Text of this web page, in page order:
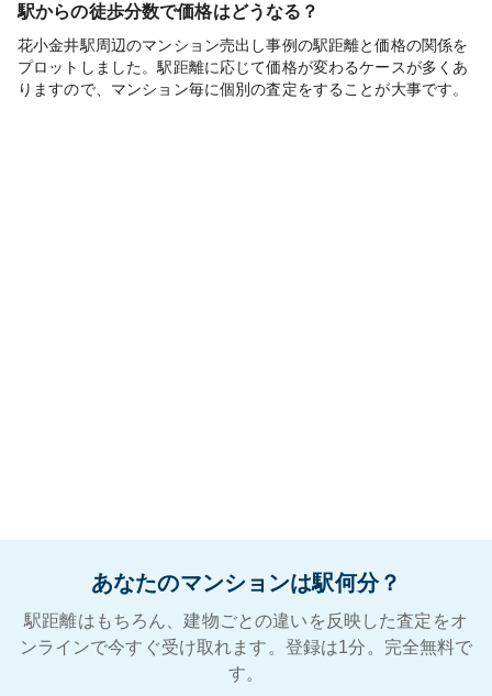
駅からの徒歩分数で価格はどうなる？
花小金井駅周辺のマンション売出し事例の駅距離と価格の関係を
プロットしました。駅距離に応じて価格が変わるケースが多くあ
りますので、マンション毎に個別の査定をすることが大事です。
あなたのマンションは駅何分？
駅距離はもちろん、建物ごとの違いを反映した査定をオ
ンラインで今すぐ受け取れます。登録は1分。完全無料で
す。